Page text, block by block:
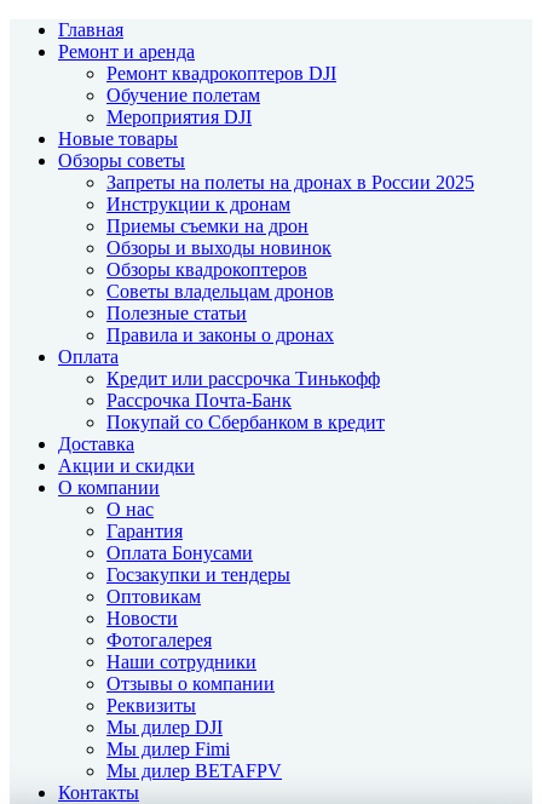
Главная
Ремонт и аренда
Ремонт квадрокоптеров DJI
Обучение полетам
Мероприятия DJI
Новые товары
Обзоры советы
Запреты на полеты на дронах в России 2025
Инструкции к дронам
Приемы съемки на дрон
Обзоры и выходы новинок
Обзоры квадрокоптеров
Советы владельцам дронов
Полезные статьи
Правила и законы о дронах
Оплата
Кредит или рассрочка Тинькофф
Рассрочка Почта-Банк
Покупай со Сбербанком в кредит
Доставка
Акции и скидки
О компании
О нас
Гарантия
Оплата Бонусами
Госзакупки и тендеры
Оптовикам
Новости
Фотогалерея
Наши сотрудники
Отзывы о компании
Реквизиты
Мы дилер DJI
Мы дилер Fimi
Мы дилер BETAFPV
Контакты